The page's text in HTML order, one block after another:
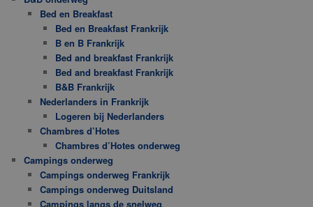
Bed en Breakfast
Bed en Breakfast Frankrijk
B en B Frankrijk
Bed and breakfast Frankrijk
Bed and breakfast Frankrijk
B&B Frankrijk
Nederlanders in Frankrijk
Logeren bij Nederlanders
Chambres d’Hotes
Chambres d’Hotes onderweg
Campings onderweg
Campings onderweg Frankrijk
Campings onderweg Duitsland
Campings langs de snelweg